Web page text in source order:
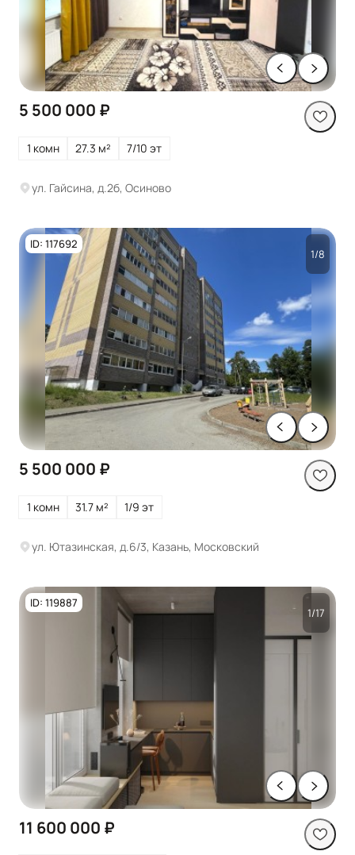
5 500 000 ₽
1 комн 27.3 м² 7/10 эт
ул. Гайсина, д.2б, Осиново
ID: 117692
1/8
5 500 000 ₽
1 комн 31.7 м² 1/9 эт
ул. Ютазинская, д.6/3, Казань, Московский
ID: 119887
1/17
11 600 000 ₽